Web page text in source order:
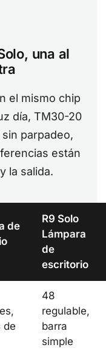
una al
el mismo chip
día, TM30-20
sin parpadeo,
están
la salida.
de
R9 Solo
Lámpara
de
escritorio
de
48
regulable,
barra
simple